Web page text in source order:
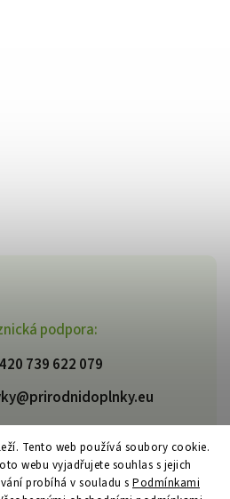
Tento web používá soubory cookie.
webu vyjadřujete souhlas s jejich
probíhá v souladu s Podmínkami
podpora:
739 622 079
NATURAE. Všechna práva vyhrazena.